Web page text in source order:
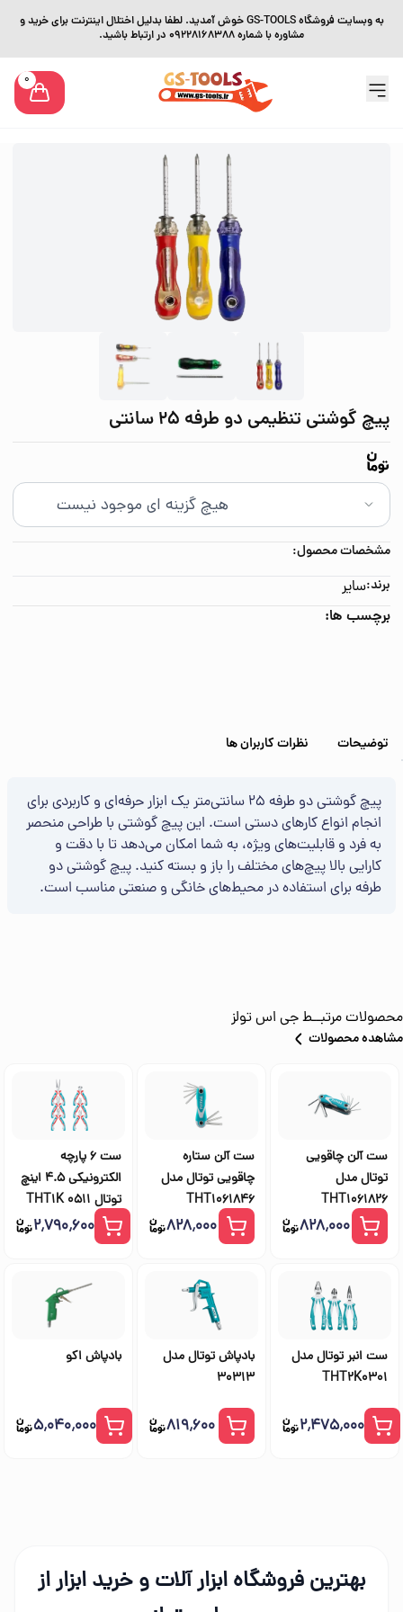
به وبسایت فروشگاه GS-TOOLS خوش آمدید. لطفا بدلیل اختلال اینترنت برای خرید و
مشاوره با شماره 09228168388 در ارتباط باشید.
0
پیچ گوشتی تنظیمی دو طرفه 25 سانتی
مشخصات محصول:
برند:سایر
برچسب ها:
توضیحات نظرات کاربران ها
پیچ گوشتی دو طرفه 25 سانتی‌متر یک ابزار حرفه‌ای و کاربردی برای
انجام انواع کارهای دستی است. این پیچ گوشتی با طراحی منحصر
به فرد و قابلیت‌های ویژه، به شما امکان می‌دهد تا با دقت و
کارایی بالا پیچ‌های مختلف را باز و بسته کنید. پیچ گوشتی دو
طرفه برای استفاده در محیط‌های خانگی و صنعتی مناسب است.
محصولات مرتبــطجی اس تولز
مشاهده محصولات
ست آلن چاقویی
توتال مدل
THT1061826
۸۲۸٬۰۰۰
ست آلن ستاره
چاقویی توتال مدل
THT1061846
۸۲۸٬۰۰۰
ست 6 پارچه
الکترونیکی 4.5 اینچ
توتال THT1K 0511
۲٬۷۹۰٬۶۰۰
ست انبر توتال مدل
THT2K0301
۲٬۴۷۵٬۰۰۰
بادپاش توتال مدل
30313
۸۱۹٬۶۰۰
بادپاش اکو
۵٬۰۴۰٬۰۰۰
بهترین فروشگاه ابزار آلات و خرید ابزار از